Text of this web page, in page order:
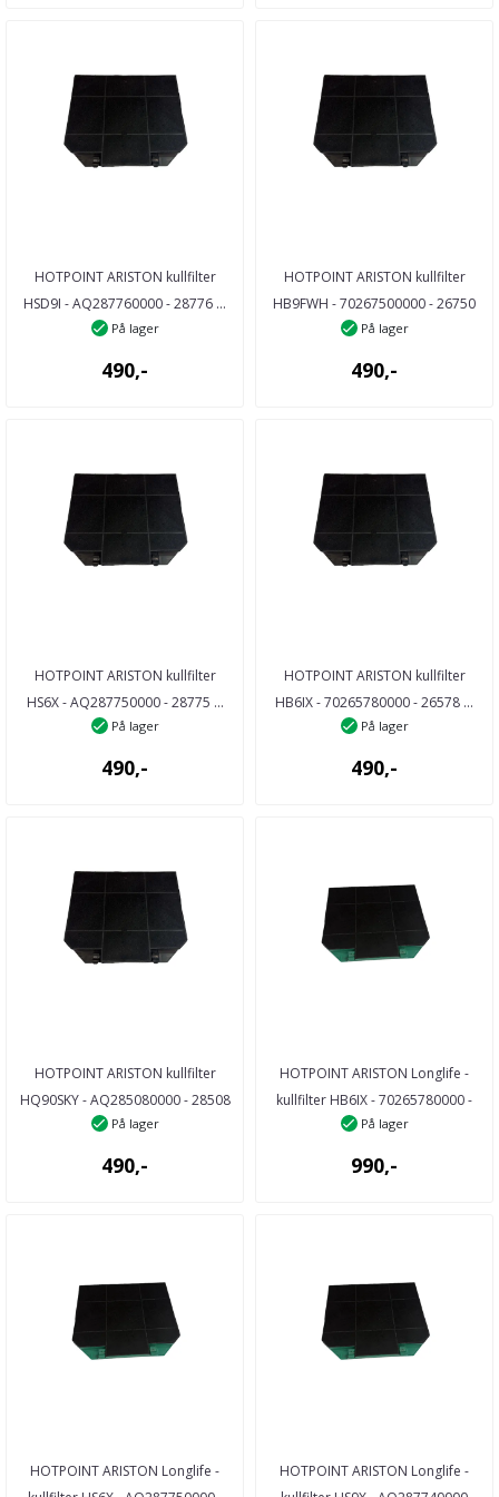
HOTPOINT ARISTON kullfilter
HSD9I - AQ287760000 - 28776 ...
På lager
490,-
HOTPOINT ARISTON kullfilter
HB9FWH - 70267500000 - 26750
...
På lager
490,-
HOTPOINT ARISTON kullfilter
HS6X - AQ287750000 - 28775 ...
På lager
490,-
HOTPOINT ARISTON kullfilter
HB6IX - 70265780000 - 26578 ...
På lager
490,-
HOTPOINT ARISTON kullfilter
HQ90SKY - AQ285080000 - 28508
...
På lager
490,-
HOTPOINT ARISTON Longlife -
kullfilter HB6IX - 70265780000 -
26578 ...
På lager
990,-
HOTPOINT ARISTON Longlife -
HOTPOINT ARISTON Longlife -